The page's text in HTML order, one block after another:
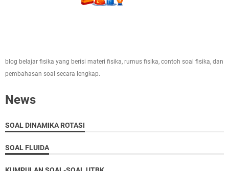
blog belajar fisika yang berisi materi fisika, rumus fisika, contoh soal fisika, dan
pembahasan soal secara lengkap.
News
SOAL DINAMIKA ROTASI
SOAL FLUIDA